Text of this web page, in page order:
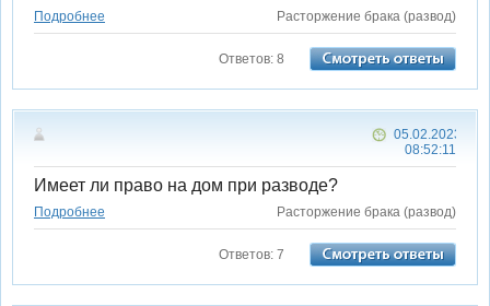
Подробнее Расторжение брака (развод)
Ответов: 8
05.02.2023
08:52:11
Имеет ли право на дом при разводе?
Подробнее Расторжение брака (развод)
Ответов: 7